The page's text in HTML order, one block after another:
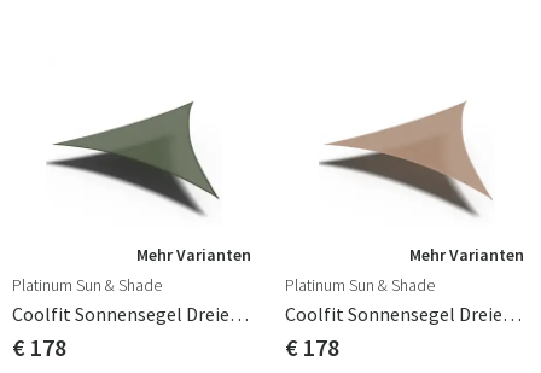
Mehr Varianten
Platinum Sun & Shade
Coolfit Sonnensegel Dreieckig 500x500cm Olive
€ 178
Mehr Varianten
Platinum Sun & Shade
Coolfit Sonnensegel Dreieckig 500x500cm Sand
€ 178